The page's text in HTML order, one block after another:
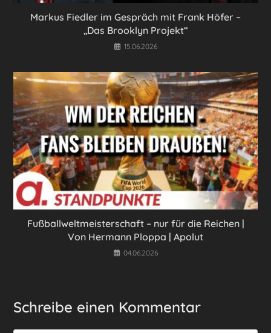
Markus Fiedler im Gespräch mit Frank Höfer –
„Das Brooklyn Projekt“
15.06.2026
Fußballweltmeisterschaft – nur für die Reichen |
Von Hermann Ploppa | Apolut
04.06.2026
Schreibe einen Kommentar